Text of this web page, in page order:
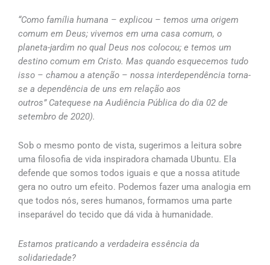
“Como família humana – explicou – temos uma origem
comum em Deus; vivemos em uma casa comum, o
planeta-jardim no qual Deus nos colocou; e temos um
destino comum em Cristo. Mas quando esquecemos tudo
isso – chamou a atenção – nossa interdependência torna-
se a dependência de uns em relação aos
outros” Catequese na Audiência Pública do dia 02 de
setembro de 2020).
Sob o mesmo ponto de vista, sugerimos a leitura sobre
uma filosofia de vida inspiradora chamada Ubuntu. Ela
defende que somos todos iguais e que a nossa atitude
gera no outro um efeito. Podemos fazer uma analogia em
que todos nós, seres humanos, formamos uma parte
inseparável do tecido que dá vida à humanidade.
Estamos praticando a verdadeira essência da
solidariedade?